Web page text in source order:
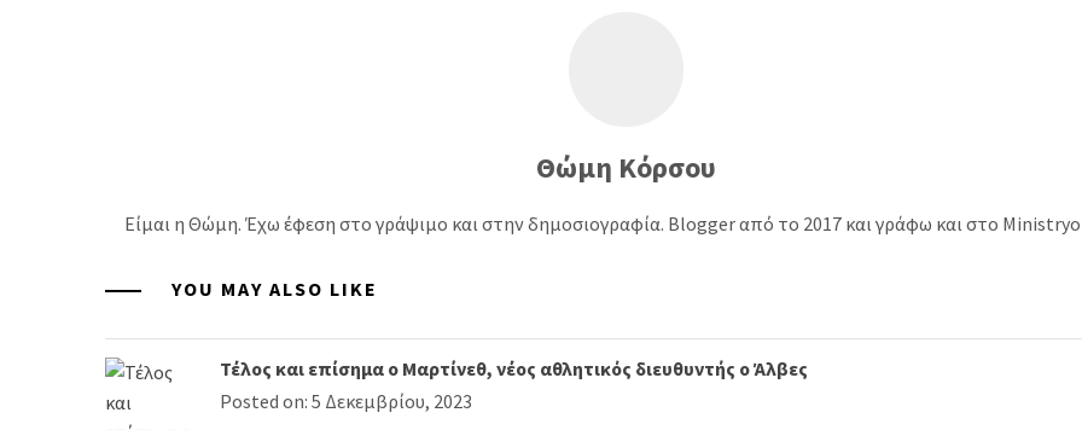
Θώμη Κόρσου
Είμαι η Θώμη. Έχω έφεση στο γράψιμο και στην δημοσιογραφία. Blogger από το 2017 και γράφω και στο
YOU MAY ALSO LIKE
Τέλος και επίσημα ο Μαρτίνεθ, νέος αθλητικός διευθυντής ο Άλβες
Posted on: 5 Δεκεμβρίου, 2023